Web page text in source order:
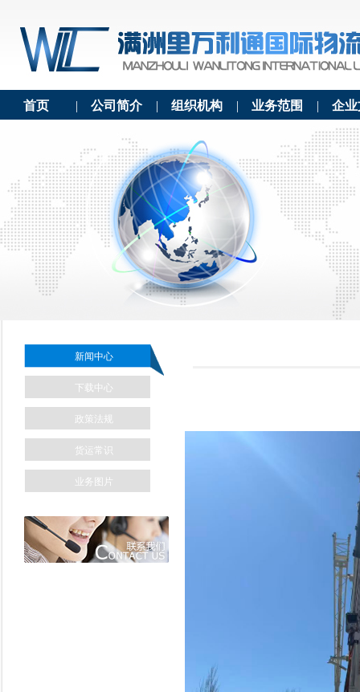
首页 | 公司简介 | 组织机构 | 业务范围 | 企
新闻中心
下载中心
政策法规
货运常识
业务图片